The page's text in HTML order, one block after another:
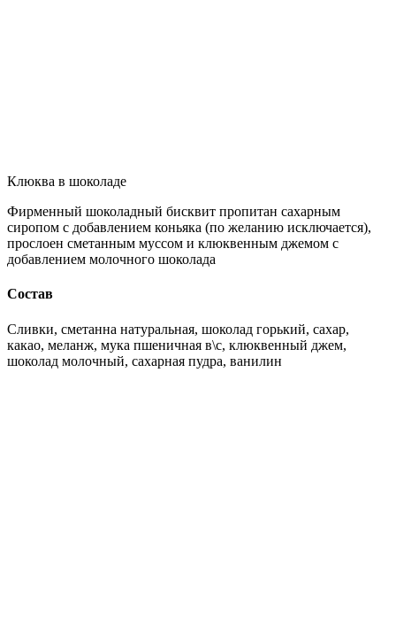
Клюква в шоколаде
Фирменный шоколадный бисквит пропитан сахарным
сиропом с добавлением коньяка (по желанию исключается),
прослоен сметанным муссом и клюквенным джемом с
добавлением молочного шоколада
Состав
Сливки, сметанна натуральная, шоколад горький, сахар,
какао, меланж, мука пшеничная в\с, клюквенный джем,
шоколад молочный, сахарная пудра, ванилин